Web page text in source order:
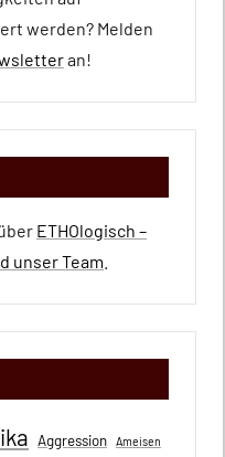
werden? Melden
an!
ETHOlogisch –
unser Team
Aggression Ameisen